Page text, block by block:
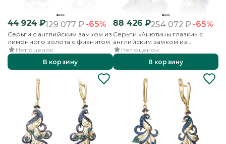
44 924₽129 077₽-65%
Серьги с английским замком из
лимонного золота с фианитом
Нет оценок
В корзину
88 426₽254 072₽-65%
Серьги «Анютины глазки» с
английским замком из
лимонного золота с
фианитами и эмалью
Нет оценок
В корзину